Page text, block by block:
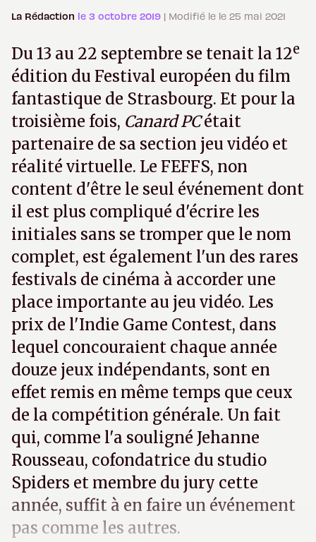
La Rédaction le 3 octobre 2019 | Modifié le le 25 mai 2021
Du 13 au 22 septembre se tenait la 12e
édition du Festival européen du film
fantastique de Strasbourg. Et pour la
troisième fois, Canard PCétait
partenaire de sa section jeu vidéo et
réalité virtuelle. Le FEFFS, non
content d'être le seul événement dont
il est plus compliqué d'écrire les
initiales sans se tromper que le nom
complet, est également l'un des rares
festivals de cinéma à accorder une
place importante au jeu vidéo. Les
prix de l'Indie Game Contest, dans
lequel concouraient chaque année
douze jeux indépendants, sont en
effet remis en même temps que ceux
de la compétition générale. Un fait
qui, comme l'a souligné Jehanne
Rousseau, cofondatrice du studio
Spiders et membre du jury cette
année, suffit à en faire un événement
pas comme les autres.